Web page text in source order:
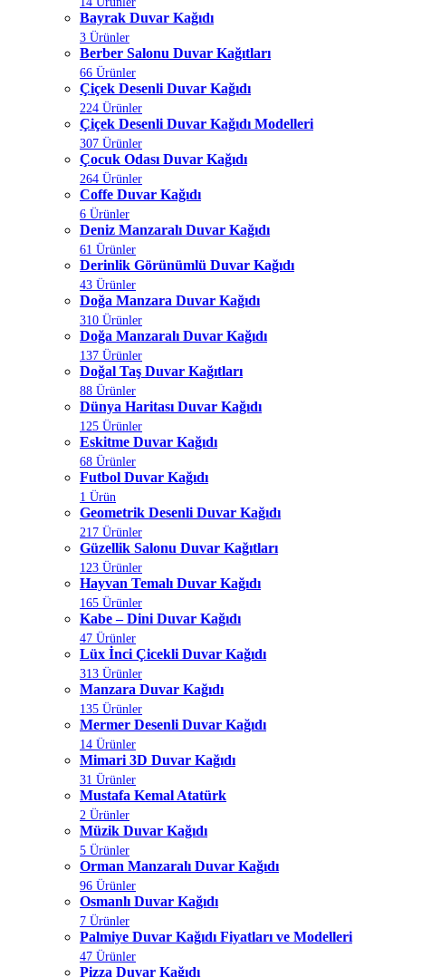
Bayrak Duvar Kağıdı
3 Ürünler
Berber Salonu Duvar Kağıtları
66 Ürünler
Çiçek Desenli Duvar Kağıdı
224 Ürünler
Çiçek Desenli Duvar Kağıdı Modelleri
307 Ürünler
Çocuk Odası Duvar Kağıdı
264 Ürünler
Coffe Duvar Kağıdı
6 Ürünler
Deniz Manzaralı Duvar Kağıdı
61 Ürünler
Derinlik Görünümlü Duvar Kağıdı
43 Ürünler
Doğa Manzara Duvar Kağıdı
310 Ürünler
Doğa Manzaralı Duvar Kağıdı
137 Ürünler
Doğal Taş Duvar Kağıtları
88 Ürünler
Dünya Haritası Duvar Kağıdı
125 Ürünler
Eskitme Duvar Kağıdı
68 Ürünler
Futbol Duvar Kağıdı
1 Ürün
Geometrik Desenli Duvar Kağıdı
217 Ürünler
Güzellik Salonu Duvar Kağıtları
123 Ürünler
Hayvan Temalı Duvar Kağıdı
165 Ürünler
Kabe – Dini Duvar Kağıdı
47 Ürünler
Lüx İnci Çicekli Duvar Kağıdı
313 Ürünler
Manzara Duvar Kağıdı
135 Ürünler
Mermer Desenli Duvar Kağıdı
14 Ürünler
Mimari 3D Duvar Kağıdı
31 Ürünler
Mustafa Kemal Atatürk
2 Ürünler
Müzik Duvar Kağıdı
5 Ürünler
Orman Manzaralı Duvar Kağıdı
96 Ürünler
Osmanlı Duvar Kağıdı
7 Ürünler
Palmiye Duvar Kağıdı Fiyatları ve Modelleri
47 Ürünler
Pizza Duvar Kağıdı